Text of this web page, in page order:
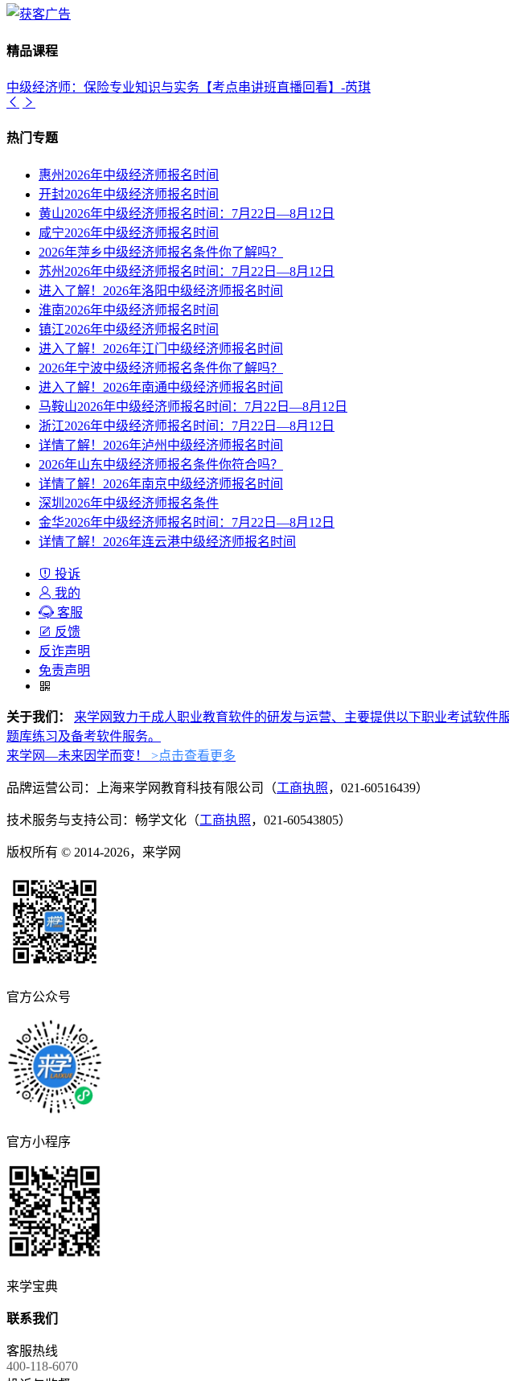
精品课程
中级经济师：保险专业知识与实务【考点串讲班直播回看】-芮琪
热门专题
惠州2026年中级经济师报名时间
开封2026年中级经济师报名时间
黄山2026年中级经济师报名时间：7月22日—8月12日
咸宁2026年中级经济师报名时间
2026年萍乡中级经济师报名条件你了解吗？
苏州2026年中级经济师报名时间：7月22日—8月12日
进入了解！2026年洛阳中级经济师报名时间
淮南2026年中级经济师报名时间
镇江2026年中级经济师报名时间
进入了解！2026年江门中级经济师报名时间
2026年宁波中级经济师报名条件你了解吗？
进入了解！2026年南通中级经济师报名时间
马鞍山2026年中级经济师报名时间：7月22日—8月12日
浙江2026年中级经济师报名时间：7月22日—8月12日
详情了解！2026年泸州中级经济师报名时间
2026年山东中级经济师报名条件你符合吗？
详情了解！2026年南京中级经济师报名时间
深圳2026年中级经济师报名条件
金华2026年中级经济师报名时间：7月22日—8月12日
详情了解！2026年连云港中级经济师报名时间
投诉
我的
客服
反馈
反诈声明
免责声明
关于我们：
来学网致力于成人职业教育软件的研发与运营、主要提供以下职业考试软
题库练习及备考软件服务。
来学网—未来因学而变！
>点击查看更多
品牌运营公司：上海来学网教育科技有限公司（工商执照，021-60516439）
技术服务与支持公司：畅学文化（工商执照，021-60543805）
版权所有 © 2014-2026，来学网
官方公众号
官方小程序
来学宝典
联系我们
客服热线
400-118-6070